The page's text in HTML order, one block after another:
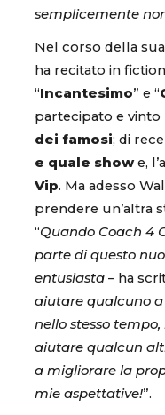
semplicemente
Nel corso della
ha recitato in
“Incantesimo” e “
partecipato e vinto
dei famosi; di
e quale showe,
Vip. Ma adesso
prendere un’altra
“Quando Coach 4
parte di questo
entusiasta – ha
aiutare qualcuno
nello stesso
aiutare qualcun
a migliorare la
mie aspettative!”.